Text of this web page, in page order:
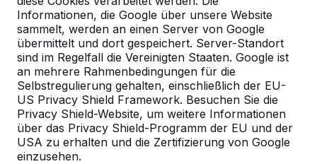
Informationen, die Google über unsere Website
sammelt, werden an einen Server von Google
übermittelt und dort gespeichert. Server-Standort
sind im Regelfall die Vereinigten Staaten. Google ist
an mehrere Rahmenbedingungen für die
Selbstregulierung gehalten, einschließlich der EU-
US Privacy Shield Framework. Besuchen Sie die
Privacy Shield-Website, um weitere Informationen
über das Privacy Shield-Programm der EU und der
USA zu erhalten und die Zertifizierung von Google
einzusehen.
HeBlad Deutschland
Diekerstraße 97
42781 Haan
Deutschland
+49 212 934 77 25
info@HeBlad.de